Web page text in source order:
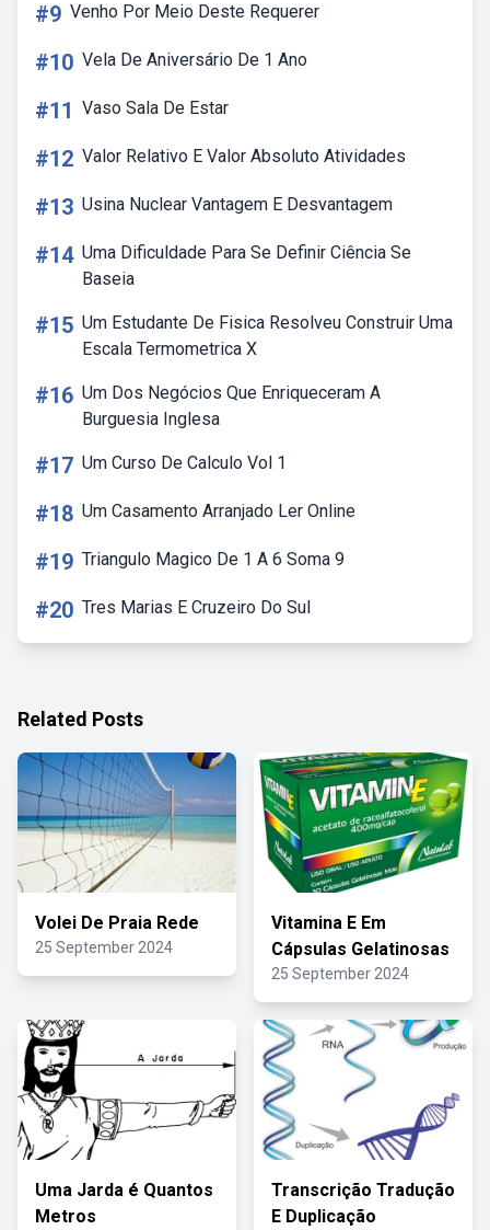
#9 Venho Por Meio Deste Requerer
#10 Vela De Aniversário De 1 Ano
#11 Vaso Sala De Estar
#12 Valor Relativo E Valor Absoluto Atividades
#13 Usina Nuclear Vantagem E Desvantagem
#14 Uma Dificuldade Para Se Definir Ciência Se
Baseia
#15 Um Estudante De Fisica Resolveu Construir Uma
Escala Termometrica X
#16 Um Dos Negócios Que Enriqueceram A
Burguesia Inglesa
#17 Um Curso De Calculo Vol 1
#18 Um Casamento Arranjado Ler Online
#19 Triangulo Magico De 1 A 6 Soma 9
#20 Tres Marias E Cruzeiro Do Sul
Related Posts
Volei De Praia Rede
25 September 2024
Vitamina E Em
Cápsulas Gelatinosas
25 September 2024
Uma Jarda é Quantos
Metros
Transcrição Tradução
E Duplicação